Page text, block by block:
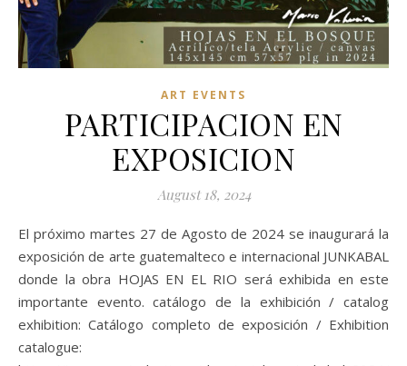
ART EVENTS
PARTICIPACION EN
EXPOSICION
August 18, 2024
El próximo martes 27 de Agosto de 2024 se inaugurará la
exposición de arte guatemalteco e internacional JUNKABAL
donde la obra HOJAS EN EL RIO será exhibida en este
importante evento. catálogo de la exhibición / catalog
exhibition: Catálogo completo de exposición / Exhibition
catalogue: